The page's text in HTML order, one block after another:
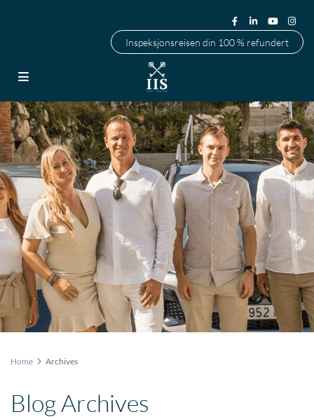
Inspeksjonsreisen din 100 % refundert
Home Archives
Blog Archives